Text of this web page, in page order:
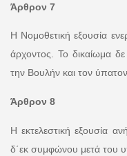
Άρθρον 7
Η Νομοθετική εξουσία
άρχοντος. Το δικαίωμα
την Βουλήν και τον
Άρθρον 8
Η εκτελεστική εξουσία
δ΄εκ συμφώνου μετά του